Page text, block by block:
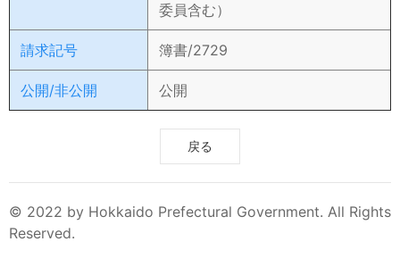
委員含む）
請求記号 簿書/2729
公開/非公開 公開
戻る
© 2022 by Hokkaido Prefectural Government. All Rights
Reserved.